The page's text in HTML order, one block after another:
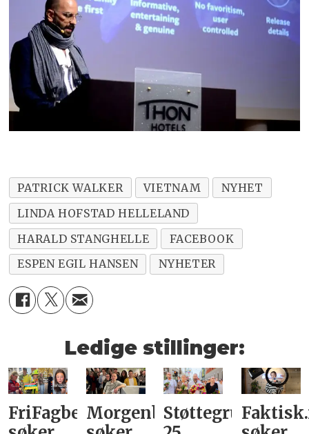
PATRICK WALKER VIETNAM
NYHET
LINDA HOFSTAD HELLELAND
HARALD STANGHELLE
FACEBOOK
ESPEN EGIL HANSEN
NYHETER
Ledige stillinger:
FriFagbevegelseMorgenbladetStøttegruppa